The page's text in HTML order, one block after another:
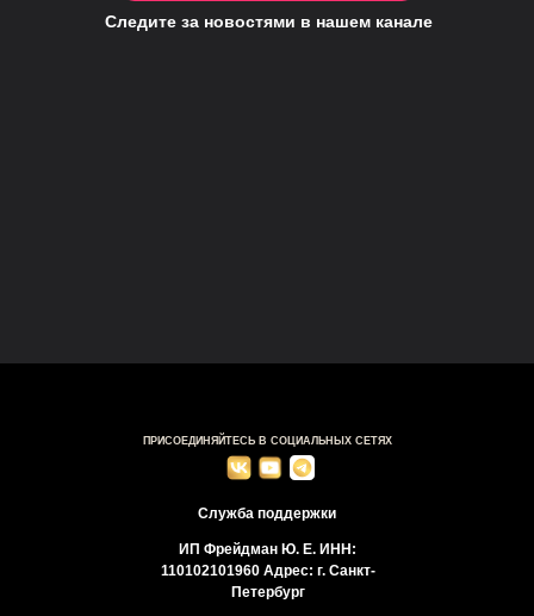
Следите за новостями в нашем канале
ПРИСОЕДИНЯЙТЕСЬ В СОЦИАЛЬНЫХ СЕТЯХ
ИП Фрейдман Ю. Е. ИНН:
110102101960 Адрес: г. Санкт-
Петербург
Служба поддержки